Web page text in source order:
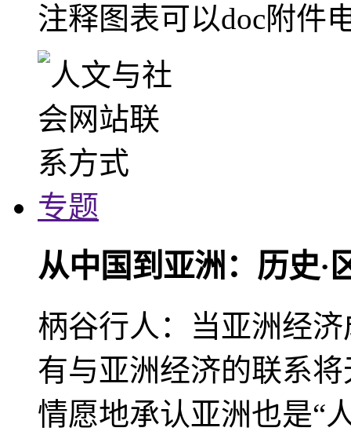
注释图表可以doc附件
专题
从中国到亚洲：历史·
柄谷行人：当亚洲经
有与亚洲经济的联系
情愿地承认亚洲也是“